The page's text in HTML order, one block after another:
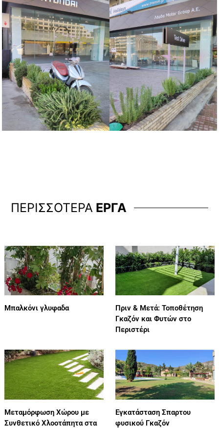
ΠΕΡΙΣΣΟΤΕΡΑ ΕΡΓΑ
Μπαλκόνι γλυφαδα
Πριν & Μετά: Τοποθέτηση
Γκαζόν και Φυτών στο
Περιστέρι
Μεταμόρφωση Χώρου με
Συνθετικό Χλοοτάπητα στα
Εγκατάσταση Σπαρτου
φυσικού Γκαζόν